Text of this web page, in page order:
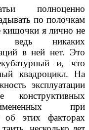
полноценно
по полочкам
кишочки я лично не
ведь никаких
в ней нет. Это
кубатурный и, что
квадроцикл. На
эксплуатации
ных
при
об этих факторах